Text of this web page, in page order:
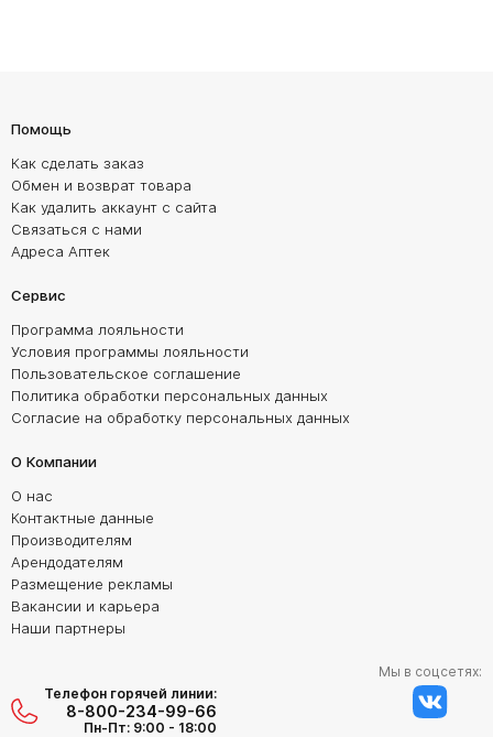
Помощь
Как сделать заказ
Обмен и возврат товара
Как удалить аккаунт с сайта
Связаться с нами
Адреса Аптек
Сервис
Программа лояльности
Условия программы лояльности
Пользовательское соглашение
Политика обработки персональных данных
Согласие на обработку персональных данных
О Компании
О нас
Контактные данные
Производителям
Арендодателям
Размещение рекламы
Вакансии и карьера
Наши партнеры
Телефон горячей линии:
8-800-234-99-66
Пн-Пт: 9:00 - 18:00
Мы в соцсетях: